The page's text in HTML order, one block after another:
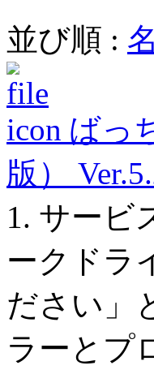
並び順 :
ばっ
版）
1. サービ
ークドラ
ださい」
ラーとプ